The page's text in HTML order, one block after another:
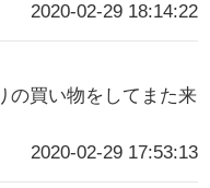
2020-02-29 18:14:22
の買い物をしてまた来
2020-02-29 17:53:13